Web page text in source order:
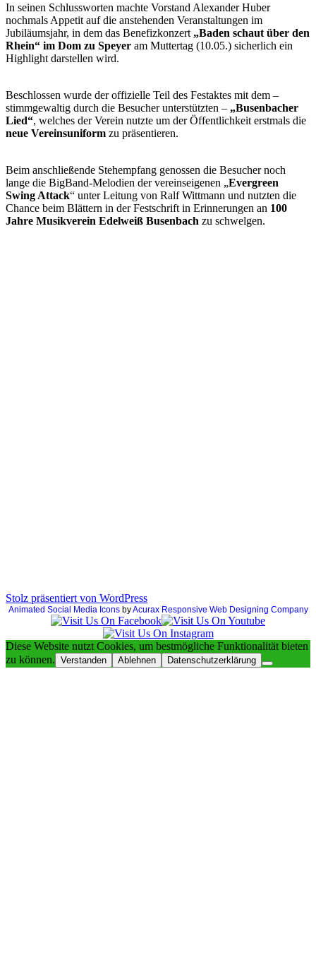
In seinen Schlussworten machte Vorstand Alexander Huber
nochmals Appetit auf die anstehenden Veranstaltungen im
Jubiläumsjahr, in dem das Benefizkonzert „Baden schaut über den
Rhein“ im Dom zu Speyer am Muttertag (10.05.) sicherlich ein
Highlight darstellen wird.
Beschlossen wurde der offizielle Teil des Festaktes mit dem –
stimmgewaltig durch die Besucher unterstützten – „Busenbacher
Lied“, welches der Verein nutzte um der Öffentlichkeit erstmals die
neue Vereinsuniform zu präsentieren.
Beim anschließende Stehempfang genossen die Besucher noch
lange die BigBand-Melodien der vereinseigenen „Evergreen
Swing Attack“ unter Leitung von Ralf Wittmann und nutzten die
Chance beim Blättern in der Festschrift in Erinnerungen an 100
Jahre Musikverein Edelweiß Busenbach zu schwelgen.
Stolz präsentiert von WordPress
Animated Social Media IconsbyAcurax Responsive Web Designing Company
Diese Website nutzt Cookies, um bestmögliche Funktionalität bieten
zu können. Verstanden Ablehnen Datenschutzerklärung